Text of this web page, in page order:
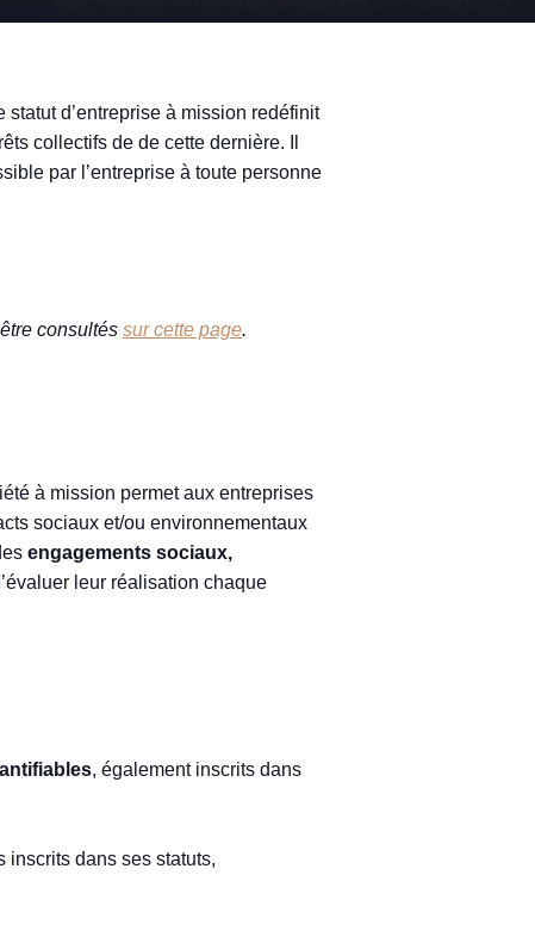
d’entreprise à mission redéfinit
collectifs de de cette dernière. Il
par l’entreprise à toute personne
consultés sur cette page.
à mission permet aux entreprises
sociaux et/ou environnementaux
engagements sociaux,
leur réalisation chaque
, également inscrits dans
dans ses statuts,